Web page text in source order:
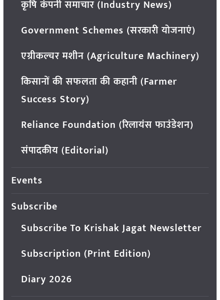
कृषि कंपनी समाचार (Industry News)
Government Schemes (सरकारी योजनाएं)
एग्रीकल्चर मशीन (Agriculture Machinery)
किसानों की सफलता की कहानी (Farmer
Success Story)
Reliance Foundation (रिलायंस फाउंडेशन)
संपादकीय (Editorial)
Events
Subscribe
Subscribe To Krishak Jagat Newsletter
Subscription (Print Edition)
Diary 2026